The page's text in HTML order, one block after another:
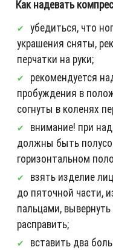
Как надевать
убедиться, что
украшения сняты,
перчатки на руки;
рекомендуется
пробуждения в
согнуты в коленях
внимание! при
должны быть
горизонтальном
взять изделие
до пяточной части,
пальцами,
расправить;
вставить два